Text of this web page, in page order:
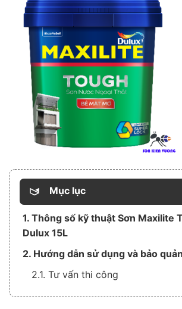
Mục lục
1. Thông số kỹ thuật Sơn Maxilite
Dulux 15L
2. Hướng dẫn sử dụng và bảo quản
2.1. Tư vấn thi công